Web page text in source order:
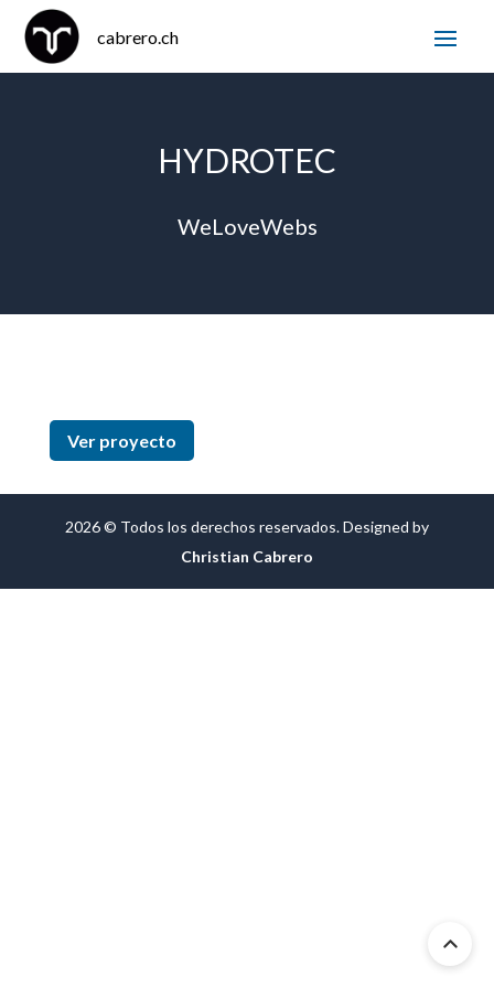
HYDROTEC
WeLoveWebs
Ver proyecto
2026 © Todos los derechos reservados. Designed by
Christian Cabrero